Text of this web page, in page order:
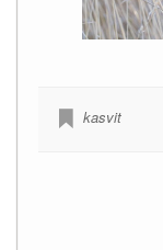
kasvit